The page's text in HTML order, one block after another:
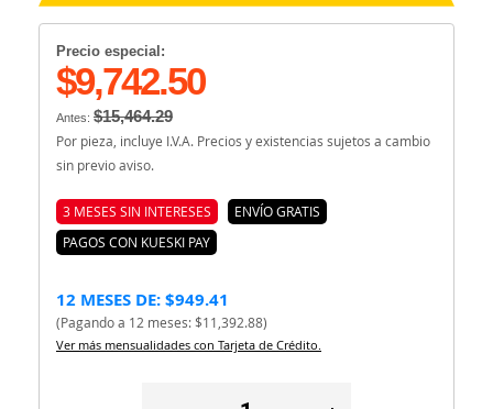
Precio especial:
$9,742.50
Antes: $15,464.29
Por pieza, incluye I.V.A. Precios y existencias sujetos a cambio
sin previo aviso.
3 MESES SIN INTERESES
ENVÍO GRATIS
PAGOS CON KUESKI PAY
12 MESES DE: $949.41
(Pagando a 12 meses: $11,392.88)
Ver más mensualidades con Tarjeta de Crédito.